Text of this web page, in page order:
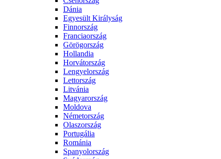
Dánia
Egyesült Királyság
Finnország
Franciaország
Görögország
Hollandia
Horvátország
Lengyelország
Lettország
Litvánia
Magyarország
Moldova
Németország
Olaszország
Portugália
Románia
Spanyolország